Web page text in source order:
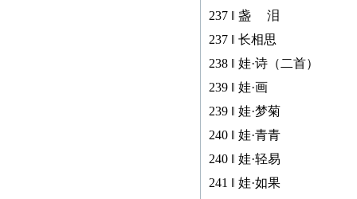
237 ‖ 盏 泪
237 ‖ 长相思
238 ‖ 娃·诗（二首）
239 ‖ 娃·画
239 ‖ 娃·梦菊
240 ‖ 娃·青青
240 ‖ 娃·轻易
241 ‖ 娃·如果